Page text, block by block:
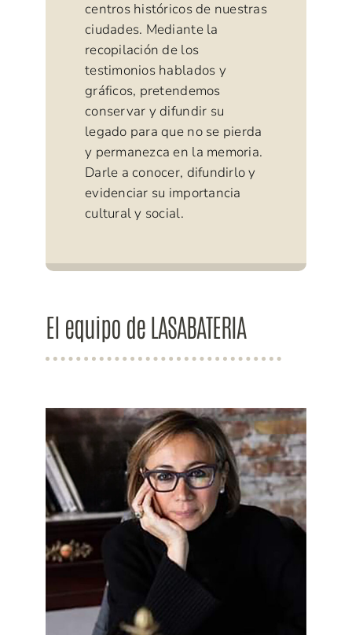
centros históricos de nuestras
ciudades. Mediante la
recopilación de los
testimonios hablados y
gráficos, pretendemos
conservar y difundir su
legado para que no se pierda
y permanezca en la memoria.
Darle a conocer, difundirlo y
evidenciar su importancia
cultural y social.
El equipo de LASABATERIA